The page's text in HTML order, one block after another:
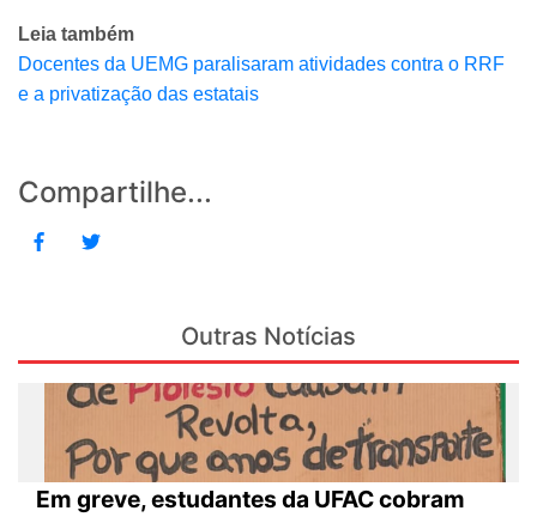
Leia também
Docentes da UEMG paralisaram atividades contra o RRF
e a privatização das estatais
Compartilhe...
Outras Notícias
Em greve, estudantes da UFAC cobram